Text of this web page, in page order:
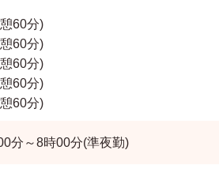
60分)
60分)
60分)
60分)
60分)
分～8時00分(準夜勤)